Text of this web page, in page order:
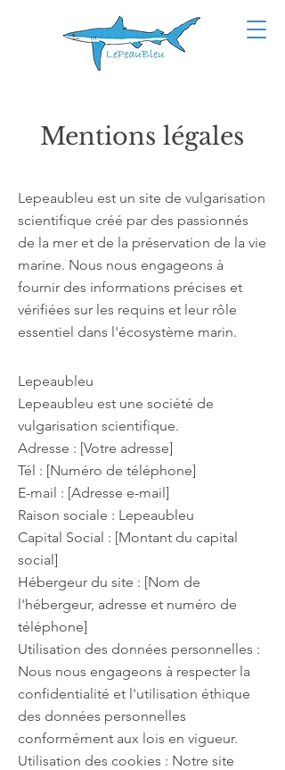
Mentions légales
Lepeaubleu est un site de vulgarisation
scientifique créé par des passionnés
de la mer et de la préservation de la vie
marine. Nous nous engageons à
fournir des informations précises et
vérifiées sur les requins et leur rôle
essentiel dans l'écosystème marin.
Lepeaubleu
Lepeaubleu est une société de
vulgarisation scientifique.
Adresse : [Votre adresse]
Tél : [Numéro de téléphone]
E-mail : [Adresse e-mail]
Raison sociale : Lepeaubleu
Capital Social : [Montant du capital
social]
Hébergeur du site : [Nom de
l'hébergeur, adresse et numéro de
téléphone]
Utilisation des données personnelles :
Nous nous engageons à respecter la
confidentialité et l'utilisation éthique
des données personnelles
conformément aux lois en vigueur.
Utilisation des cookies : Notre site